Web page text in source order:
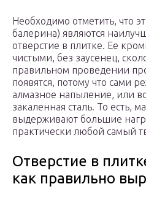
Необходимо отметить, что
балерина) являются
отверстие в плитке. Ее
чистыми, без заусенец,
правильном проведении
появятся, потому что сами
алмазное напыление, или
закаленная сталь. То есть,
выдерживают большие
практически любой самый
Отверстие в
как правильно